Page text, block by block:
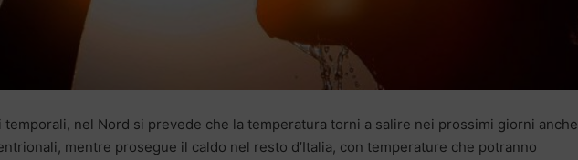
temporali, nel Nord si prevede che la temperatura torni a salire nei prossimi giorni anche
mentre prosegue il caldo nel resto d’Italia, con temperature che potranno